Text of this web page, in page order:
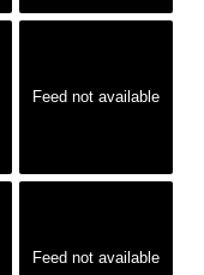
Feed not available
Feed not available